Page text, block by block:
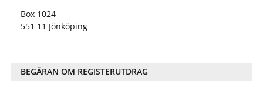
Box 1024
551 11 Jönköping
BEGÄRAN OM REGISTERUTDRAG